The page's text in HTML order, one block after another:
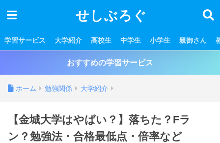
せしぶろぐ
学習サービス 大学紹介 高校生 中学生 小学生 親御さん
おすすめの学習サービス
ホーム 勉強関係 大学紹介
【金城大学はやばい？】落ちた？Fラ
ン？勉強法・合格最低点・倍率など